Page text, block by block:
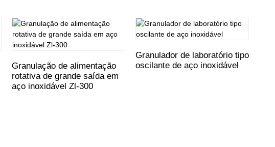
Granulação de alimentação
rotativa de grande saída em
aço inoxidável Zl-300
Granulador de laboratório tipo
oscilante de aço inoxidável